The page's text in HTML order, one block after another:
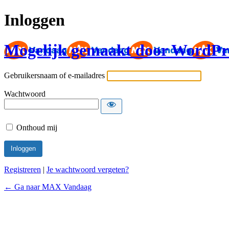
Inloggen
Mogelijk gemaakt door
Gebruikersnaam of e-mailadres
Wachtwoord
Onthoud mij
Registreren | Je wachtwoord vergeten?
← Ga naar MAX Vandaag